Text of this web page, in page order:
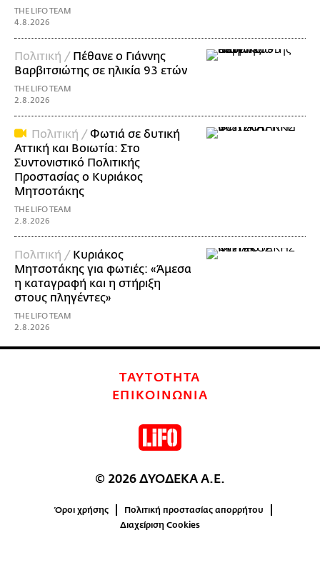
THE LIFO TEAM
4.8.2026
Πολιτική / Πέθανε ο Γιάννης
Βαρβιτσιώτης σε ηλικία 93 ετών
THE LIFO TEAM
2.8.2026
Πολιτική /Φωτιά σε δυτική
Αττική και Βοιωτία: Στο
Συντονιστικό Πολιτικής
Προστασίας ο Κυριάκος
Μητσοτάκης
THE LIFO TEAM
2.8.2026
Πολιτική / Κυριάκος
Μητσοτάκης για φωτιές: «Άμεσα
η καταγραφή και η στήριξη
στους πληγέντες»
THE LIFO TEAM
2.8.2026
ΤΑΥΤΟΤΗΤΑ
ΕΠΙΚΟΙΝΩΝΙΑ
© 2026 ΔΥΟΔΕΚΑ Α.Ε.
Όροι χρήσης
Πολιτική προστασίας απορρήτου
Διαχείριση Cookies